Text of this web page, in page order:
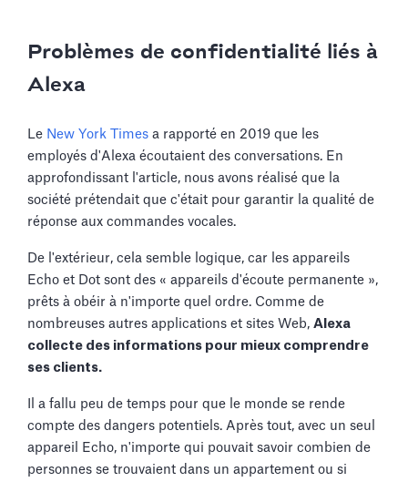
Problèmes de confidentialité liés à
Alexa
Le New York Times a rapporté en 2019 que les
employés d'Alexa écoutaient des conversations. En
approfondissant l'article, nous avons réalisé que la
société prétendait que c'était pour garantir la qualité de
réponse aux commandes vocales.
De l'extérieur, cela semble logique, car les appareils
Echo et Dot sont des « appareils d'écoute permanente »,
prêts à obéir à n'importe quel ordre. Comme de
nombreuses autres applications et sites Web, Alexa
collecte des informations pour mieux comprendre
ses clients.
Il a fallu peu de temps pour que le monde se rende
compte des dangers potentiels. Après tout, avec un seul
appareil Echo, n'importe qui pouvait savoir combien de
personnes se trouvaient dans un appartement ou si